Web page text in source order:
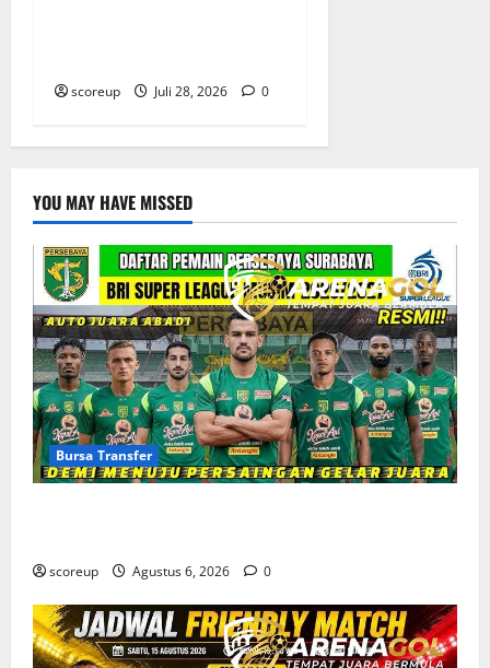
scoreup Juli 28, 2026 0
YOU MAY HAVE MISSED
Bursa Transfer
scoreup Agustus 6, 2026 0